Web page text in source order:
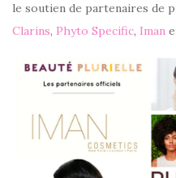
le soutien de partenaires de
Clarins, Phyto Specific, Iman